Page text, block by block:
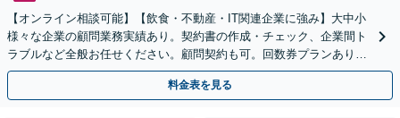
【オンライン相談可能】【飲食・不動産・IT関連企業に強み】大中小
様々な企業の顧問業務実績あり。契約書の作成・チェック、企業間ト
ラブルなど全般お任せください。顧問契約も可。回数券プランあり・
明瞭な料金設定です【藤崎駅徒歩5分】【弁護士歴7年】
料金表を見る